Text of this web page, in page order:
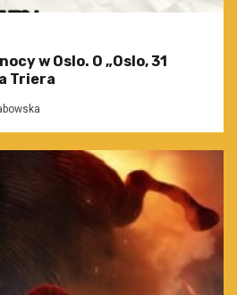
w Oslo. O „Oslo, 31
Triera